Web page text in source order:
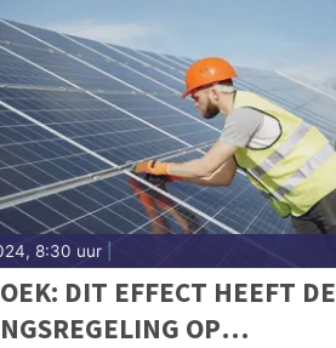
8:30 uur
DIT EFFECT HEEFT DE
OP